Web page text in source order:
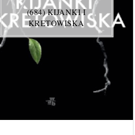
(684) KIJANKI I
KRETOWISKA